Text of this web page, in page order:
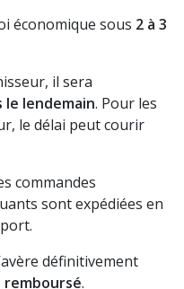
économique sous 2 à 3
il sera
le lendemain. Pour les
le délai peut courir
commandes
sont expédiées en
définitivement
.